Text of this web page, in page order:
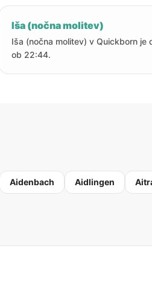
Iša (nočna molitev)
Iša (nočna molitev) v Quickborn je
ob 22:44.
Aidenbach Aidlingen